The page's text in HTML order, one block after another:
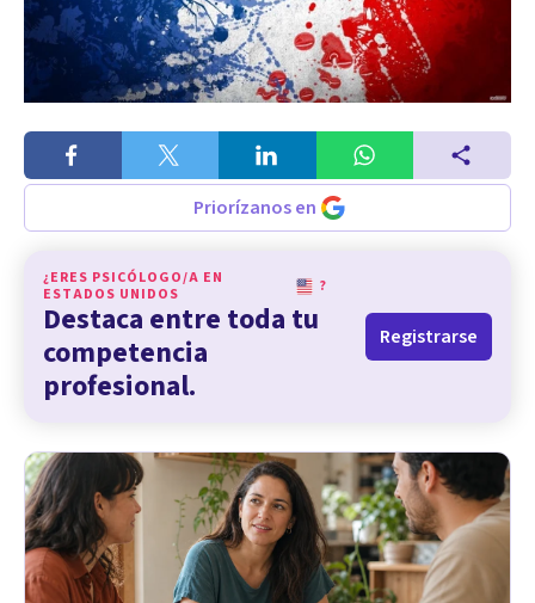
Priorízanos en
¿ERES PSICÓLOGO/A EN
ESTADOS UNIDOS
?
Destaca entre toda tu
competencia
profesional.
Registrarse